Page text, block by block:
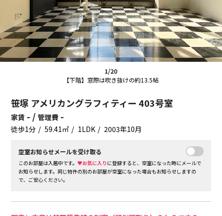
1/20
【下階】窓際は吹き抜けの約13.5帖
笹塚 アメリカングラフィティー 403号室
家賃 - /管理費 -
徒歩1分 59.41㎡ 1LDK 2003年10月
空室お知らせメールを受け取る
このお部屋は入居中です。♥お気に入り に登録すると、空室になった時にメールで
お知らせします。同じ物件の別のお部屋が空室になった場合もお知らせしますの
で、ご安心ください。